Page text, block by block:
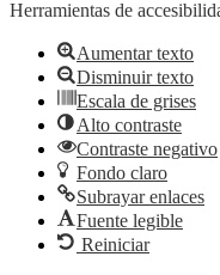
Herramientas de
Aumentar texto
Disminuir texto
Escala de grises
Alto contraste
Contraste negativo
Fondo claro
Subrayar enlaces
Fuente legible
Reiniciar